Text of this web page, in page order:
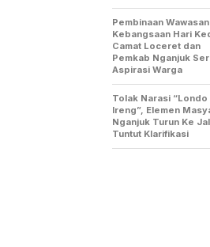
Pembinaan Wawasan
Kebangsaan Hari
Camat Loceret dan
Pemkab Nganjuk
Aspirasi Warga
Tolak Narasi “Londo
Ireng”, Elemen
Nganjuk Turun Ke
Tuntut Klarifikasi